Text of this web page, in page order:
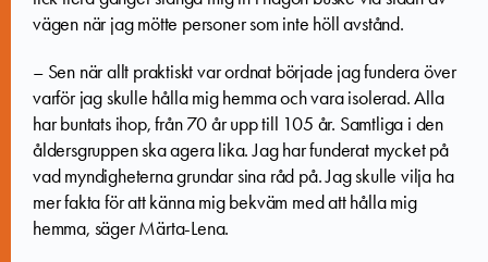
vägen när jag mötte personer som inte höll avstånd.
– Sen när allt praktiskt var ordnat började jag fundera över
varför jag skulle hålla mig hemma och vara isolerad. Alla
har buntats ihop, från 70 år upp till 105 år. Samtliga i den
åldersgruppen ska agera lika. Jag har funderat mycket på
vad myndigheterna grundar sina råd på. Jag skulle vilja ha
mer fakta för att känna mig bekväm med att hålla mig
hemma, säger Märta-Lena.